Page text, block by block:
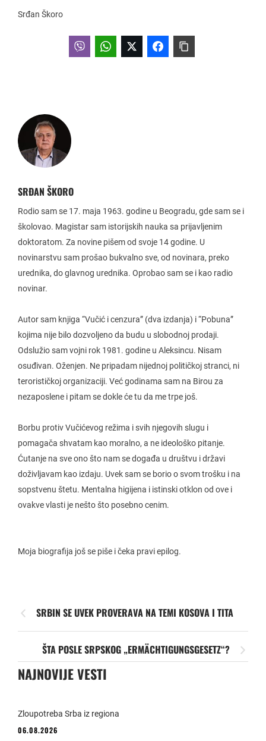
Srđan Škoro
SRĐAN ŠKORO
Rodio sam se 17. maja 1963. godine u Beogradu, gde sam se i
školovao. Magistar sam istorijskih nauka sa prijavljenim
doktoratom. Za novine pišem od svoje 14 godine. U
novinarstvu sam prošao bukvalno sve, od novinara, preko
urednika, do glavnog urednika. Oprobao sam se i kao radio
novinar.
Autor sam knjiga “Vučić i cenzura” (dva izdanja) i “Pobuna”
kojima nije bilo dozvoljeno da budu u slobodnoj prodaji.
Odslužio sam vojni rok 1981. godine u Aleksincu. Nisam
osuđivan. Oženjen. Ne pripadam nijednoj političkoj stranci, ni
terorističkoj organizaciji. Već godinama sam na Birou za
nezaposlene i pitam se dokle će tu da me trpe još.
Borbu protiv Vučićevog režima i svih njegovih slugu i
pomagača shvatam kao moralno, a ne ideološko pitanje.
Ćutanje na sve ono što nam se događa u društvu i državi
doživljavam kao izdaju. Uvek sam se borio o svom trošku i na
sopstvenu štetu. Mentalna higijena i istinski otklon od ove i
ovakve vlasti je nešto što posebno cenim.
Moja biografija još se piše i čeka pravi epilog.
SRBIN SE UVEK PROVERAVA NA TEMI KOSOVA I TITA
ŠTA POSLE SRPSKOG „ERMÄCHTIGUNGSGESETZ“?
NAJNOVIJE VESTI
Zloupotreba Srba iz regiona
06.08.2026